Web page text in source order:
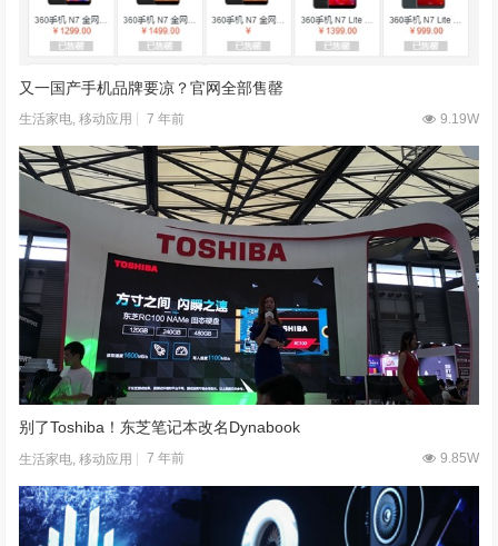
又一国产手机品牌要凉？官网全部售罄
生活家电,移动应用 7 年前 9.19W
别了Toshiba！东芝笔记本改名Dynabook
生活家电,移动应用 7 年前 9.85W